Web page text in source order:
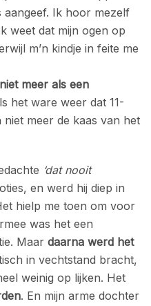
aangeef. Ik hoor mezelf
weet dat mijn ogen op
m’n kindje in feite me
meer als een
het ware weer dat 11-
niet meer de kaas van het
‘dat nooit
en werd hij diep in
hielp me toen om voor
was het een
Maar daarna werd het
in vechtstand bracht,
weinig op lijken. Het
. En mijn arme dochter